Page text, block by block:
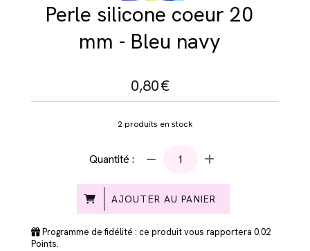
Perle silicone coeur 20
mm - Bleu navy
0,80€
2produits en stock
Quantité :
AJOUTER AU PANIER
Programme de fidélité : ce produit vous rapportera 0.02
Points.